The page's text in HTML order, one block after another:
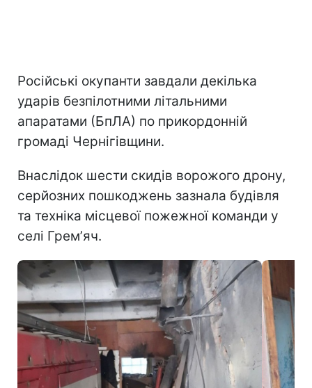
Російські окупанти завдали декілька
ударів безпілотними літальними
апаратами (БпЛА) по прикордонній
громаді Чернігівщини.
Внаслідок шести скидів ворожого дрону,
серйозних пошкоджень зазнала будівля
та техніка місцевої пожежної команди у
селі Гремʼяч.